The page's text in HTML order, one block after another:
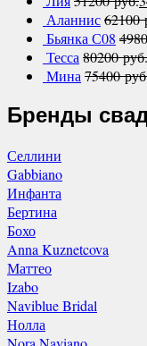
Аланнис62100
Бьянка С08
Тесса80200руб.
Мина75400
Бренды
Селлини
Gabbiano
Инфанта
Бертина
Бохо
Anna Kuznetcova
Маттео
Izabo
Naviblue Bridal
Нолла